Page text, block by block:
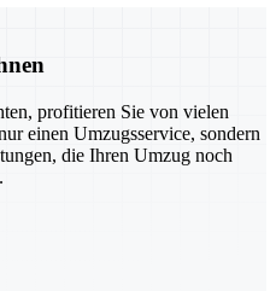
profitieren Sie von vielen
einen Umzugsservice, sondern
die Ihren Umzug noch